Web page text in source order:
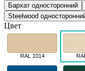
Бархат односторонний
Steelwood
Цвет
RAL 1014